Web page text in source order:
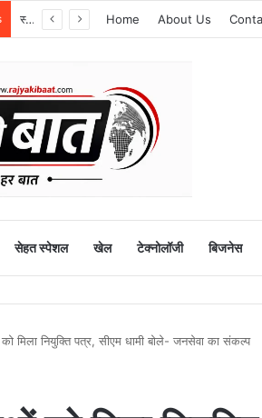
स्वतंत्रता दिवस समारोह की तैयारियां तेज, डीएम ने की तैयारियों की समीक्षा Home About Us
सेहत स्पेशल खेल टेक्नोलॉजी बिजनेस
मिला नियुक्ति पत्र, सीएम धामी बोले- जनसेवा का संकल्प